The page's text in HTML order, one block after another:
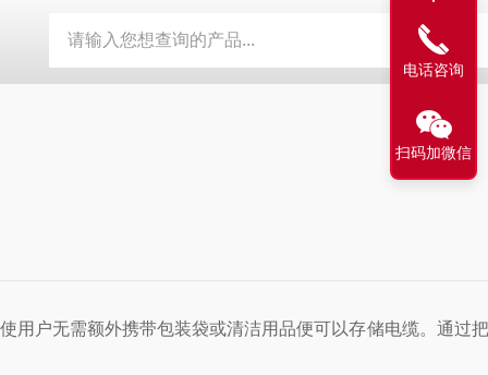
膜法余氯电极 电化学配件 TWINNO T9090浮漂水质监
用户无需额外携带包装袋或清洁用品便可以存储电缆。通过
电话咨询
扫码加微信